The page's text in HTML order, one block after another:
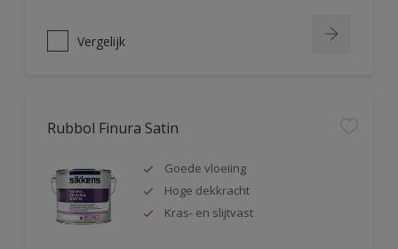
Vergelijk
Rubbol Finura Satin
Goede vloeiing
Hoge dekkracht
Kras- en slijtvast